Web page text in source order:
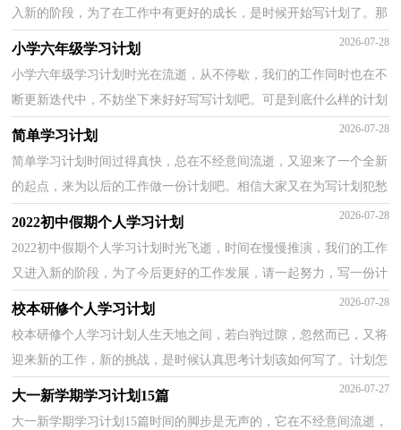
入新的阶段，为了在工作中有更好的成长，是时候开始写计划了。那
么计划怎么拟定才能发挥它最大的作用呢？以下是小编精...
小学六年级学习计划 2026-07-28
小学六年级学习计划时光在流逝，从不停歇，我们的工作同时也在不
断更新迭代中，不妨坐下来好好写写计划吧。可是到底什么样的计划
才是适合自己的呢？下面是小编为大家收集的小学六年...
简单学习计划 2026-07-28
简单学习计划时间过得真快，总在不经意间流逝，又迎来了一个全新
的起点，来为以后的工作做一份计划吧。相信大家又在为写计划犯愁
了？以下是小编精心整理的简单学习计划，仅供参考，欢迎...
2022初中假期个人学习计划 2026-07-28
2022初中假期个人学习计划时光飞逝，时间在慢慢推演，我们的工作
又进入新的阶段，为了今后更好的工作发展，请一起努力，写一份计
划吧。你所接触过的计划都是什么样子的呢？下面是小编收...
校本研修个人学习计划 2026-07-28
校本研修个人学习计划人生天地之间，若白驹过隙，忽然而已，又将
迎来新的工作，新的挑战，是时候认真思考计划该如何写了。计划怎
么写才能发挥它最大的作用呢？以下是小编精心整理的校本...
大一新学期学习计划15篇 2026-07-27
大一新学期学习计划15篇时间的脚步是无声的，它在不经意间流逝，